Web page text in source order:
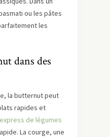
ou les pâtes
les
dans des
la butternut peut
rapides et
de légumes
La courge, une